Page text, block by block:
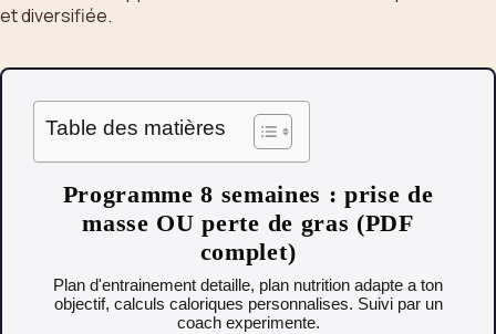
et diversifiée.
Table des matières
Programme 8 semaines : prise de
masse OU perte de gras (PDF
complet)
Plan d'entrainement detaille, plan nutrition adapte a ton
objectif, calculs caloriques personnalises. Suivi par un
coach experimente.